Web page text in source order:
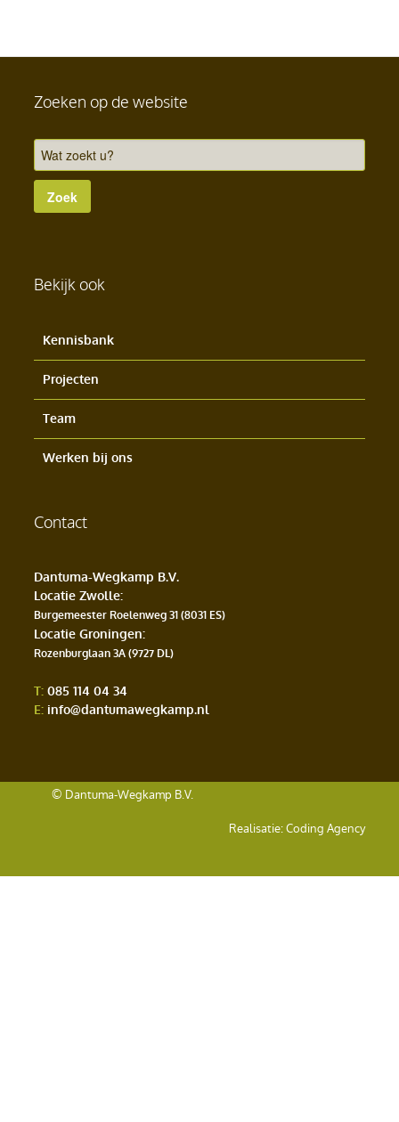
Zoeken op de website
Bekijk ook
Kennisbank
Projecten
Team
Werken bij ons
Contact
Dantuma-Wegkamp B.V.
Locatie Zwolle:
Burgemeester Roelenweg 31 (8031 ES)
Locatie Groningen:
Rozenburglaan 3A (9727 DL)
T: 085 114 04 34
E: info@dantumawegkamp.nl
© Dantuma-Wegkamp B.V.
Realisatie:Coding Agency